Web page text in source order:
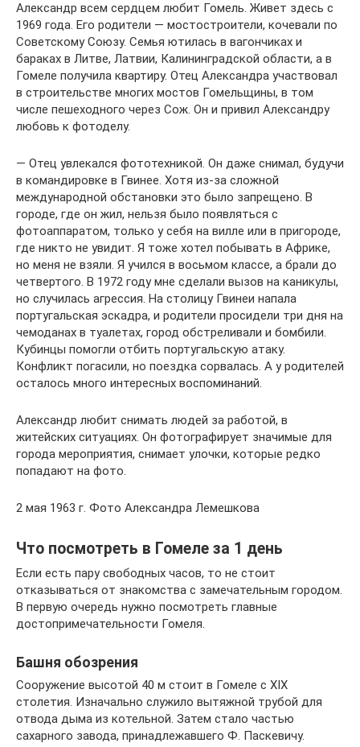
Александр всем сердцем любит Гомель. Живет здесь с
1969 года. Его родители — мостостроители, кочевали по
Советскому Союзу. Семья ютилась в вагончиках и
бараках в Литве, Латвии, Калининградской области, а в
Гомеле получила квартиру. Отец Александра участвовал
в строительстве многих мостов Гомельщины, в том
числе пешеходного через Сож. Он и привил Александру
любовь к фотоделу.
— Отец увлекался фототехникой. Он даже снимал, будучи
в командировке в Гвинее. Хотя из-за сложной
международной обстановки это было запрещено. В
городе, где он жил, нельзя было появляться с
фотоаппаратом, только у себя на вилле или в пригороде,
где никто не увидит. Я тоже хотел побывать в Африке,
но меня не взяли. Я учился в восьмом классе, а брали до
четвертого. В 1972 году мне сделали вызов на каникулы,
но случилась агрессия. На столицу Гвинеи напала
португальская эскадра, и родители просидели три дня на
чемоданах в туалетах, город обстреливали и бомбили.
Кубинцы помогли отбить португальскую атаку.
Конфликт погасили, но поездка сорвалась. А у родителей
осталось много интересных воспоминаний.
Александр любит снимать людей за работой, в
житейских ситуациях. Он фотографирует значимые для
города мероприятия, снимает улочки, которые редко
попадают на фото.
2 мая 1963 г. Фото Александра Лемешкова
Что посмотреть в Гомеле за 1 день
Если есть пару свободных часов, то не стоит
отказываться от знакомства с замечательным городом.
В первую очередь нужно посмотреть главные
достопримечательности Гомеля.
Башня обозрения
Сооружение высотой 40 м стоит в Гомеле с XIX
столетия. Изначально служило вытяжной трубой для
отвода дыма из котельной. Затем стало частью
сахарного завода, принадлежавшего Ф. Паскевичу.